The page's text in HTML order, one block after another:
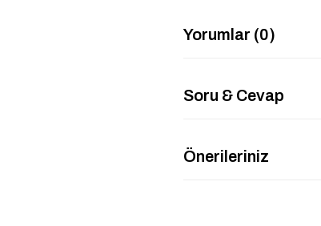
Yorumlar (0)
Soru & Cevap
Önerileriniz